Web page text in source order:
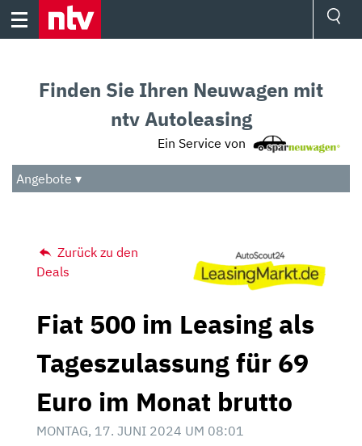
Skip
Audio
Das Beste
Finden Sie Ihren Neuwagen mit
ntv Autoleasing
Ein Service von
Angebote ▾
Zurück zu den
Deals
Fiat 500 im Leasing als
Tageszulassung für 69
Euro im Monat brutto
MONTAG, 17. JUNI 2024 UM 08:01